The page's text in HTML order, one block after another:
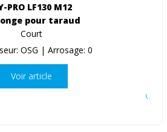
PRO LF130 M12
pour taraud
Court
OSG | Arrosage: 0
Voir article